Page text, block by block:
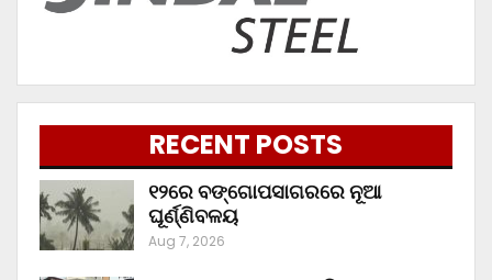
RECENT POSTS
୧୨ରେ ବଙ୍ଗୋପସାଗରରେ ନୂଆ
ଘୂର୍ଣ୍ଣିବଳୟ
Aug 7, 2026